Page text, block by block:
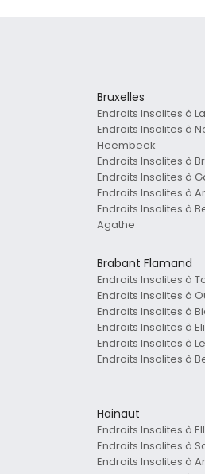
Bruxelles
Endroits Insolites à
Endroits Insolites à
Heembeek
Endroits Insolites à
Endroits Insolites à
Endroits Insolites à
Endroits Insolites à
Agathe
Brabant Flamand
Endroits Insolites à
Endroits Insolites à
Endroits Insolites à
Endroits Insolites à
Endroits Insolites à
Endroits Insolites à
Hainaut
Endroits Insolites à
Endroits Insolites à
Endroits Insolites à